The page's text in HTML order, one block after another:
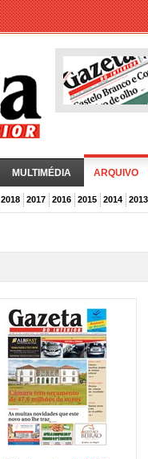
MULTIMÉDIA ARQUIVO
2018 2017 2016 2015 2014 2013